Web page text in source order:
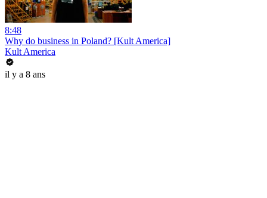
8:48
Why do business in Poland? [Kult America]
Kult America
il y a 8 ans